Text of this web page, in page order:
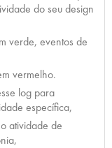
do seu design
verde, eventos de
vermelho.
log para
específica,
atividade de